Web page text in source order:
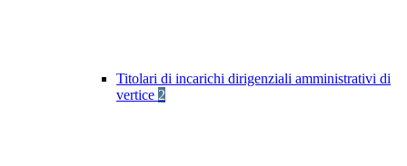
Titolari di incarichi dirigenziali amministrativi di
vertice 2